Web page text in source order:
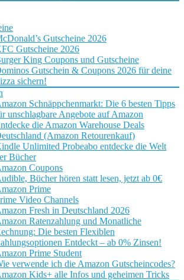
Gutscheine 2026
Gutscheine 2026
King Coupons und Gutscheine
Gutschein & Coupons 2026 für deine
sichern!
Schnäppchenmarkt: Die 6 besten Tipps
unschlagbare Angebote auf Amazon
die Amazon Warehouse Deals
(Amazon Retourenkauf)
Unlimited Probeabo entdecke die Welt
Bücher
Coupons
Bücher hören statt lesen, jetzt ab 0€
Prime
Video Channels
Fresh in Deutschland 2026
Ratenzahlung und Monatliche
Die besten Flexiblen
Entdeckt – ab 0% Zinsen!
Prime Student
verwende ich die Amazon Gutscheincodes?
Kids+ alle Infos und geheimen Tricks